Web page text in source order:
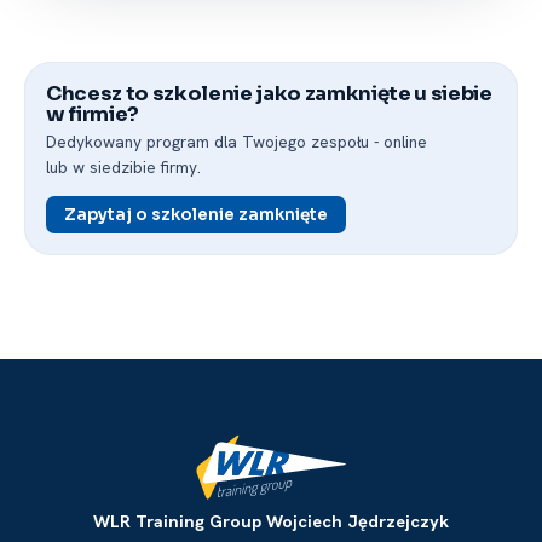
Chcesz to szkolenie jako zamknięte u siebie
w firmie?
Dedykowany program dla Twojego zespołu -⁠ online
lub w siedzibie firmy.
Zapytaj o szkolenie zamknięte
WLR Training Group Wojciech Jędrzejczyk